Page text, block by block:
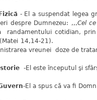
- El a suspendat legea
despre Dumnezeu: ,,,Cel
randamentului cotidian,
vreunei doze de
-El este începutul şi
-El a spus că va fi